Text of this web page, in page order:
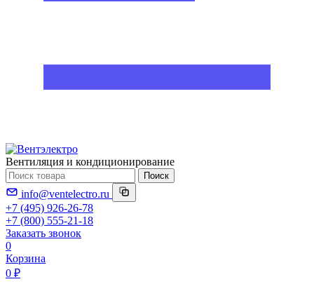
Вентиляция и кондиционирование
Поиск
info@ventelectro.ru
+7 (495) 926-26-78
+7 (800) 555-21-18
Заказать звонок
0
Корзина
0 ₽